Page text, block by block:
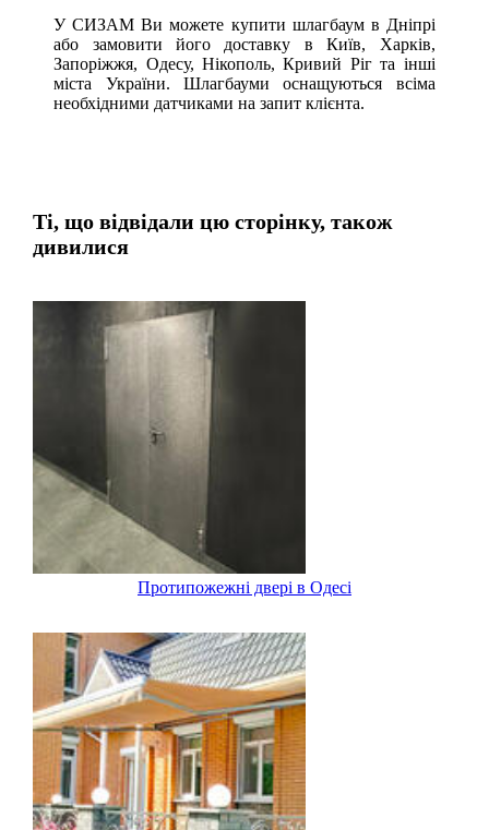
У СИЗАМ Ви можете купити шлагбаум в Дніпрі
або замовити його доставку в Київ, Харків,
Запоріжжя, Одесу, Нікополь, Кривий Ріг та інші
міста України. Шлагбауми оснащуються всіма
необхідними датчиками на запит клієнта.
Ті, що відвідали цю сторінку, також
дивилися
Протипожежні двері в Одесі